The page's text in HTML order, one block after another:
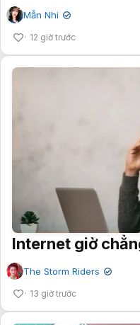
Mẫn Nhi ✔
12 giờ trước
Internet giờ
The Storm Riders ✔
13 giờ trước